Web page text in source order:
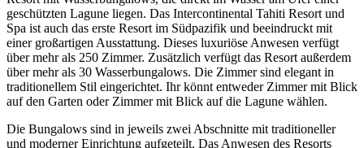
geschützten Lagune liegen. Das Intercontinental Tahiti Resort und
Spa ist auch das erste Resort im Südpazifik und beeindruckt mit
einer großartigen Ausstattung. Dieses luxuriöse Anwesen verfügt
über mehr als 250 Zimmer. Zusätzlich verfügt das Resort außerdem
über mehr als 30 Wasserbungalows. Die Zimmer sind elegant in
traditionellem Stil eingerichtet. Ihr könnt entweder Zimmer mit Blick
auf den Garten oder Zimmer mit Blick auf die Lagune wählen.
Die Bungalows sind in jeweils zwei Abschnitte mit traditioneller
und moderner Einrichtung aufgeteilt. Das Anwesen des Resorts